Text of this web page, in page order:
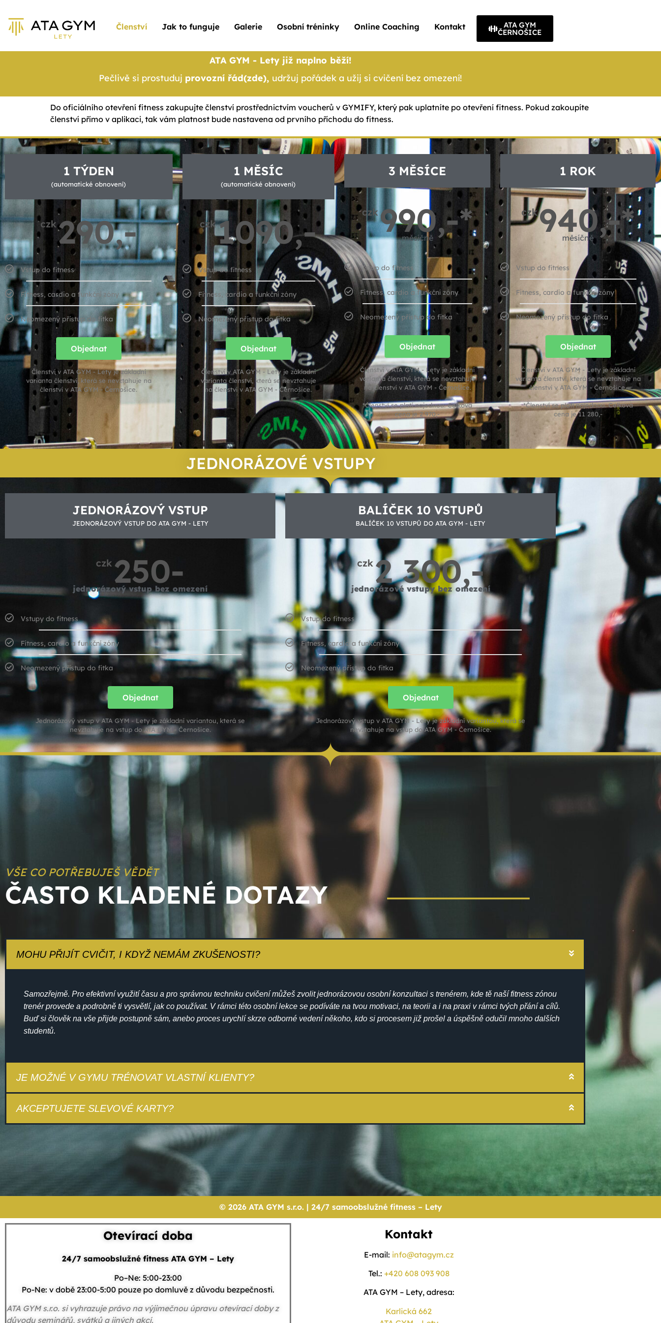
Členství Jak to funguje Galerie Osobní tréninky Online Coaching Kontakt ATA GYM
ČERNOŠICE
ATA GYM - Lety již naplno běží!
Pečlivě si prostuduj provozní řád(zde), udržuj pořádek a užij si cvičení bez omezení!
Do oficiálního otevření fitness zakupujte členství prostřednictvím voucherů v GYMIFY, který pak uplatníte po otevření fitness. Pokud zakoupíte
členství přímo v aplikaci, tak vám platnost bude nastavena od prvního příchodu do fitness.
1 TÝDEN
(automatické obnovení)
czk290,-
Vstup do fitness
Fitness, cardio a funkční zóny
Neomezený přístup do fitka
Objednat
Členství v ATA GYM - Lety je základní
varianta členství, která se nevztahuje na
členství v ATA GYM - Černošice.
1 MĚSÍC
(automatické obnovení)
czk1090,-
Vstup do fitness
Fitness, cardio a funkční zóny
Neomezený přístup do fitka
Objednat
Členství v ATA GYM - Lety je základní
varianta členství, která se nevztahuje
na členství v ATA GYM - Černošice.
3 MĚSÍCE
czk990,-*
měsíčně
Vstup do fitness
Fitness, cardio a funkční zóny
Neomezený přístup do fitka
Objednat
Členství v ATA GYM - Lety je základní
varianta členství, která se nevztahuje
na členství v ATA GYM - Černošice.
*Členství se platí najednou. Celková
cena je 2 970,-
1 ROK
czk940,-*
měsíčně
Vstup do fitness
Fitness, cardio a funkční zóny
Neomezený přístup do fitka
Objednat
Členství v ATA GYM - Lety je základní
varianta členství, která se nevztahuje na
členství v ATA GYM - Černošice.
*Členství se platí najednou. Celková
cena je 11 280,-
JEDNORÁZOVÉ VSTUPY
JEDNORÁZOVÝ VSTUP
JEDNORÁZOVÝ VSTUP DO ATA GYM - LETY
czk 250-
jednorázový vstup bez omezení
Vstupy do fitness
Fitness, cardio a funkční zóny
Neomezený přístup do fitka
Objednat
Jednorázový vstup v ATA GYM - Lety je základní variantou, která se
nevztahuje na vstup do ATA GYM - Černošice.
BALÍČEK 10 VSTUPŮ
BALÍČEK 10 VSTUPŮ DO ATA GYM - LETY
czk2 300,-
jednorázové vstupy bez omezení
Vstup do fitness
Fitness, cardio a funkční zóny
Neomezený přístup do fitka
Objednat
Jednorázový vstup v ATA GYM - Lety je základní variantou, která se
nevztahuje na vstup do ATA GYM - Černošice.
VŠE CO POTŘEBUJEŠ VĚDĚT
ČASTO KLADENÉ DOTAZY
MOHU PŘIJÍT CVIČIT, I KDYŽ NEMÁM ZKUŠENOSTI?
Samozřejmě. Pro efektivní využití času a pro správnou techniku cvičení můžeš zvolit jednorázovou osobní konzultaci s trenérem, kde tě naší fitness zónou
trenér provede a podrobně ti vysvětlí, jak co používat. V rámci této osobní lekce se podíváte na tvou motivaci, na teorii a i na praxi v rámci tvých přání a cílů.
Buď si člověk na vše přijde postupně sám, anebo proces urychlí skrze odborné vedení někoho, kdo si procesem již prošel a úspěšně odučil mnoho dalších
studentů.
JE MOŽNÉ V GYMU TRÉNOVAT VLASTNÍ KLIENTY?
AKCEPTUJETE SLEVOVÉ KARTY?
© 2026 ATA GYM s.r.o. | 24/7 samoobslužné fitness – Lety
Otevírací doba
24/7 samoobslužné fitness ATA GYM – Lety
Po–Ne: 5:00-23:00
Po-Ne: v době 23:00-5:00 pouze po domluvě z důvodu bezpečnosti.
ATA GYM s.r.o. si vyhrazuje právo na výjimečnou úpravu otevírací doby z
důvodu seminářů, svátků a jiných akcí.
Kontakt
E-mail: info@atagym.cz
Tel.: +420 608 093 908
ATA GYM – Lety, adresa:
Karlická 662